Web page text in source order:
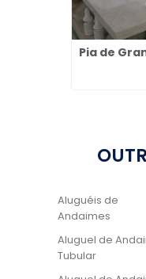
Pia de
Aluguéis de
Andaimes
Aluguel de
Tubular